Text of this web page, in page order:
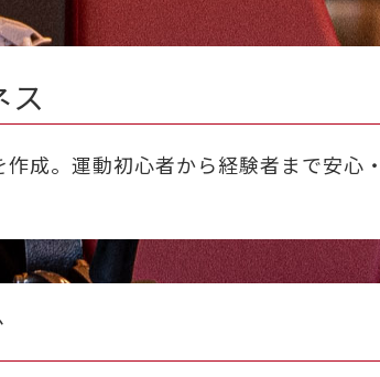
ス
成。運動初心者から経験者まで安心